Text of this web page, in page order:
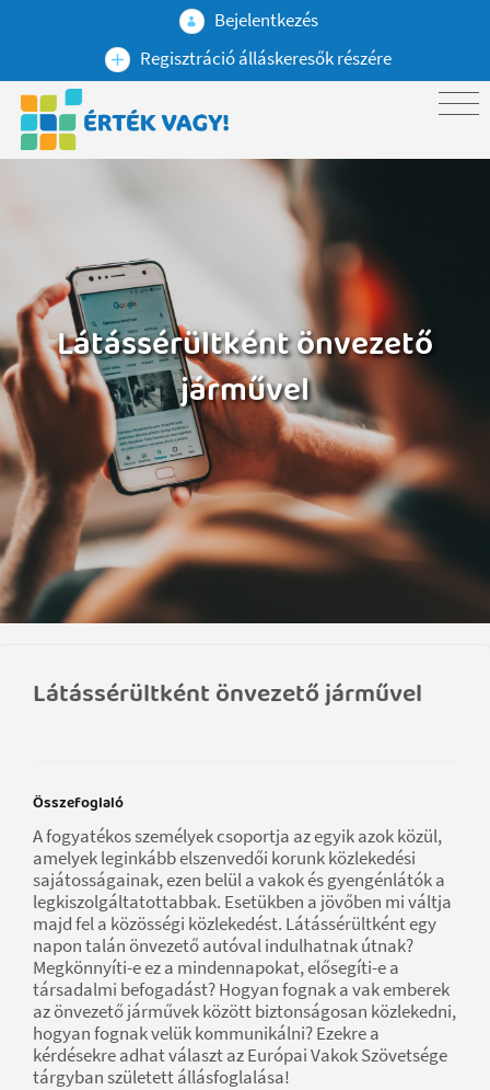
Bejelentkezés
Regisztráció álláskeresők részére
Látássérültként önvezető
járművel
Látássérültként önvezető járművel
Összefoglaló
A fogyatékos személyek csoportja az egyik azok közül,
amelyek leginkább elszenvedői korunk közlekedési
sajátosságainak, ezen belül a vakok és gyengénlátók a
legkiszolgáltatottabbak. Esetükben a jövőben mi váltja
majd fel a közösségi közlekedést. Látássérültként egy
napon talán önvezető autóval indulhatnak útnak?
Megkönnyíti-e ez a mindennapokat, elősegíti-e a
társadalmi befogadást? Hogyan fognak a vak emberek
az önvezető járművek között biztonságosan közlekedni,
hogyan fognak velük kommunikálni? Ezekre a
kérdésekre adhat választ az Európai Vakok Szövetsége
tárgyban született állásfoglalása!